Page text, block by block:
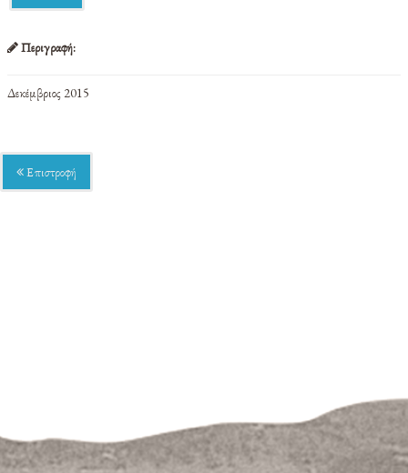
Περιγραφή:
Δεκέμβριος 2015
Επιστροφή